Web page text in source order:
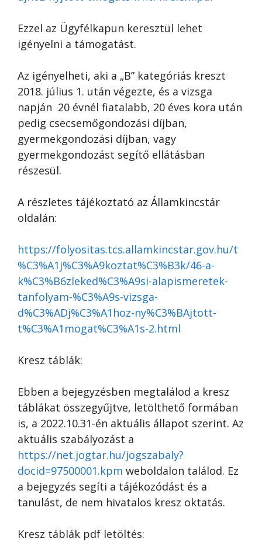
Ezzel az Ügyfélkapun keresztül lehet
igényelni a támogatást.
Az igényelheti, aki a „B” kategóriás kreszt
2018. július 1. után végezte, és a vizsga
napján 20 évnél fiatalabb, 20 éves kora után
pedig csecsemőgondozási díjban,
gyermekgondozási díjban, vagy
gyermekgondozást segítő ellátásban
részesül.
A részletes tájékoztató az Államkincstár
oldalán:
https://folyositas.tcs.allamkincstar.gov.hu/t
%C3%A1j%C3%A9koztat%C3%B3k/46-a-
k%C3%B6zleked%C3%A9si-alapismeretek-
tanfolyam-%C3%A9s-vizsga-
d%C3%ADj%C3%A1hoz-ny%C3%BAjtott-
t%C3%A1mogat%C3%A1s-2.html
Kresz táblák:
Ebben a bejegyzésben megtalálod a kresz
táblákat összegyűjtve, letölthető formában
is, a 2022.10.31-én aktuális állapot szerint. Az
aktuális szabályozást a
https://net.jogtar.hu/jogszabaly?
docid=97500001.kpm weboldalon találod. Ez
a bejegyzés segíti a tájékozódást és a
tanulást, de nem hivatalos kresz oktatás.
Kresz táblák pdf letöltés: